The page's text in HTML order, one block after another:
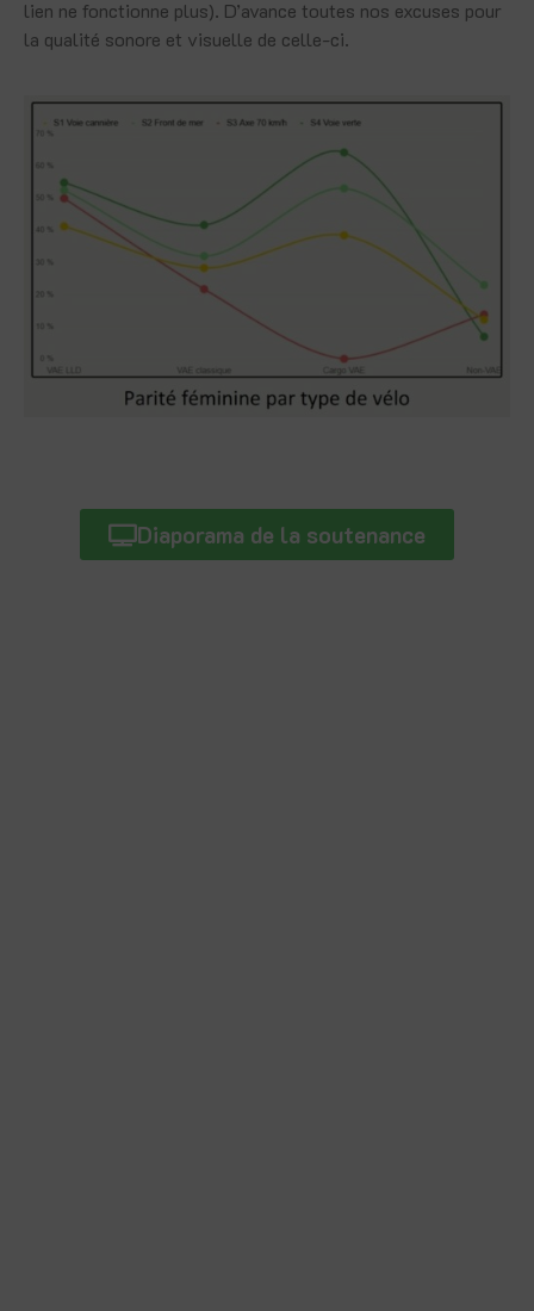
lien ne fonctionne plus). D’avance toutes nos excuses pour
la qualité sonore et visuelle de celle-ci.
Diaporama de la soutenance